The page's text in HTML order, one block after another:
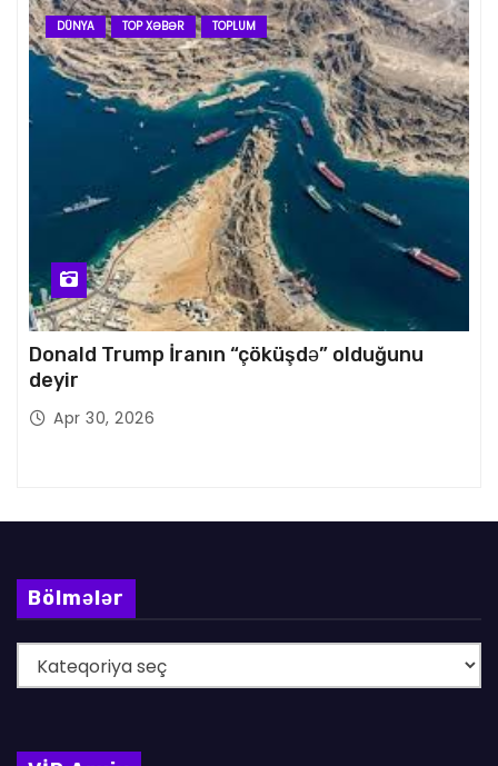
DÜNYA TOP XƏBƏR TOPLUM
Donald Trump İranın “çöküşdə” olduğunu
deyir
Apr 30, 2026
Bölmələr
ö
m